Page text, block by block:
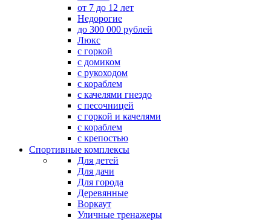
от 7 до 12 лет
Недорогие
до 300 000 рублей
Люкс
с горкой
с домиком
с рукоходом
с кораблем
с качелями гнездо
с песочницей
с горкой и качелями
с кораблем
с крепостью
Спортивные комплексы
Для детей
Для дачи
Для города
Деревянные
Воркаут
Уличные тренажеры